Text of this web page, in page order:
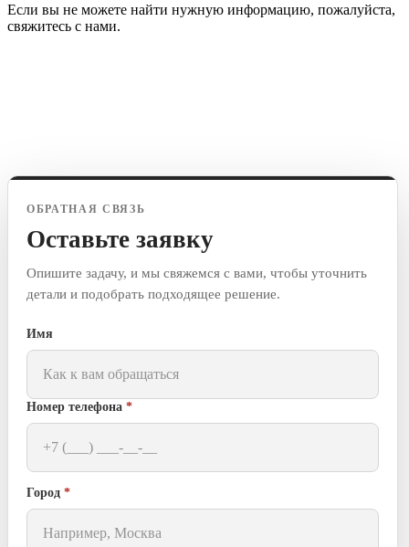
Если вы не можете найти нужную информацию, пожалуйста,
свяжитесь с нами.
ОБРАТНАЯ СВЯЗЬ
Оставьте заявку
Опишите задачу, и мы свяжемся с вами, чтобы уточнить
детали и подобрать подходящее решение.
Имя
Номер телефона *
Город *